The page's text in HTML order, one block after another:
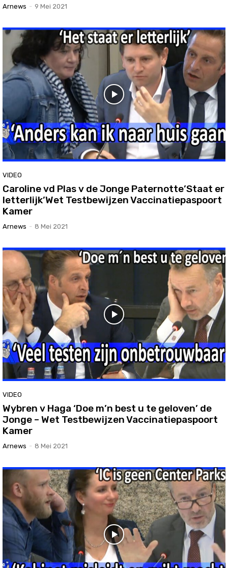
Arnews - 9 Mei 2021
VIDEO
Caroline vd Plas v de Jonge Paternotte’Staat er
letterlijk’Wet Testbewijzen Vaccinatiepaspoort
Kamer
Arnews - 8 Mei 2021
VIDEO
Wybren v Haga ‘Doe m’n best u te geloven’ de
Jonge – Wet Testbewijzen Vaccinatiepaspoort
Kamer
Arnews - 8 Mei 2021